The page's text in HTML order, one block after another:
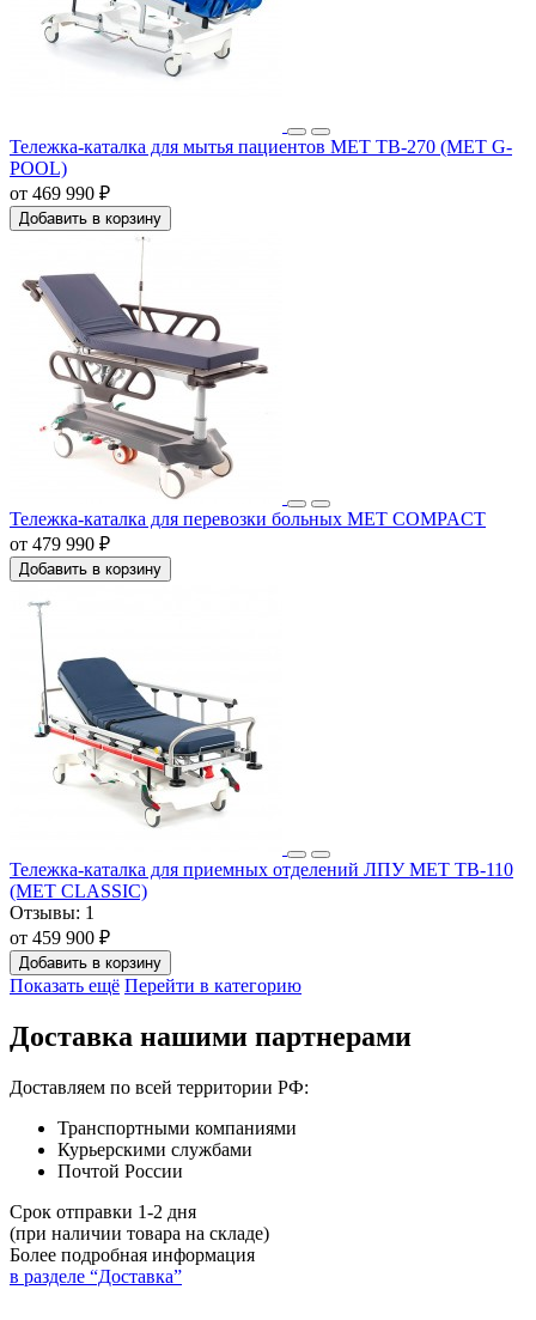
Тележка-каталка для мытья пациентов MET TB-270 (MET G-
POOL)
от 469 990 ₽
Добавить в корзину
Тележка-каталка для перевозки больных MET COMPACT
от 479 990 ₽
Добавить в корзину
Тележка-каталка для приемных отделений ЛПУ МЕТ ТВ-110
(MET CLASSIC)
Отзывы: 1
от 459 900 ₽
Добавить в корзину
Показать ещё Перейти в категорию
Доставка нашими партнерами
Доставляем по всей территории РФ:
Транспортными компаниями
Курьерскими службами
Почтой России
Срок отправки 1-2 дня
(при наличии товара на складе)
Более подробная информация
в разделе “Доставка”